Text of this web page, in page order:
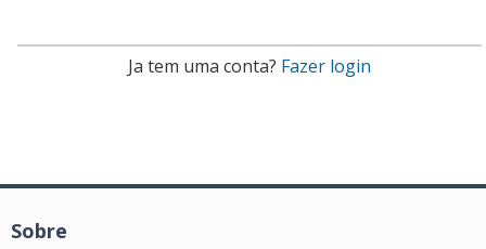
Ja tem uma conta? Fazer login
Sobre